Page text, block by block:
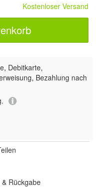
Kostenloser Versand
Debitkarte,
Bezahlung nach
Rückgabe